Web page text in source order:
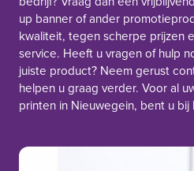
up banner of ander
kwaliteit, tegen scherpe prijzen
service. Heeft u vragen of hulp
juiste product? Neem gerust
helpen u graag verder. Voor al
printen in Nieuwegein, bent u bij